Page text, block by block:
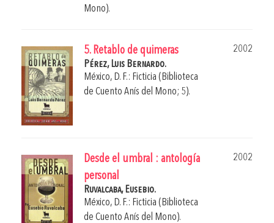
Mono).
5. Retablo de quimeras
2002
Pérez, Luis Bernardo.
México, D. F.: Ficticia (Biblioteca
de Cuento Anís del Mono; 5).
Desde el umbral : antología
personal
2002
Ruvalcaba, Eusebio.
México, D. F.: Ficticia (Biblioteca
de Cuento Anís del Mono).